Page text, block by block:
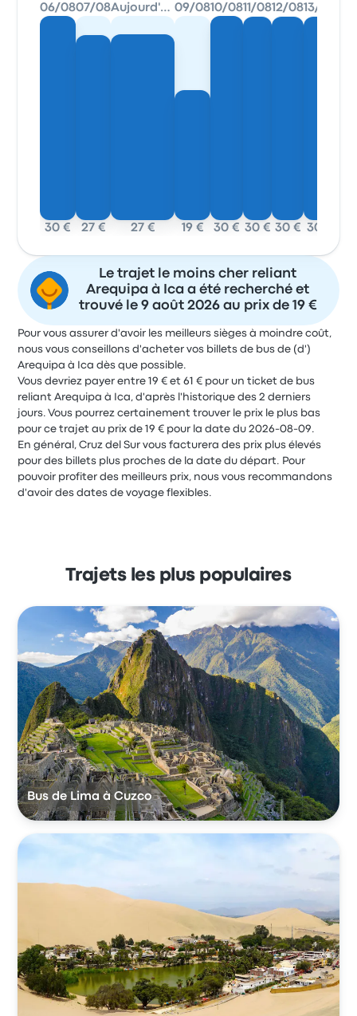
06/08
30 €
07/08
27 €
Aujourd'hui
27 €
09/08
19 €
10/08
30 €
11/08
30 €
12/08
30 €
13/08
30 €
Le trajet le moins cher reliant
Arequipa à Ica a été recherché et
trouvé le 9 août 2026 au prix de 19 €
Pour vous assurer d'avoir les meilleurs sièges à moindre coût,
nous vous conseillons d'acheter vos billets de bus de (d')
Arequipa à Ica dès que possible.
Vous devriez payer entre 19 € et 61 € pour un ticket de bus
reliant Arequipa à Ica, d'après l'historique des 2 derniers
jours. Vous pourrez certainement trouver le prix le plus bas
pour ce trajet au prix de 19 € pour la date du 2026-08-09.
En général, Cruz del Sur vous facturera des prix plus élevés
pour des billets plus proches de la date du départ. Pour
pouvoir profiter des meilleurs prix, nous vous recommandons
d'avoir des dates de voyage flexibles.
Trajets les plus populaires
Bus de Lima à Cuzco